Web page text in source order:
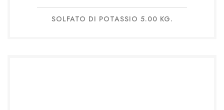
SOLFATO DI POTASSIO 5.00 KG.